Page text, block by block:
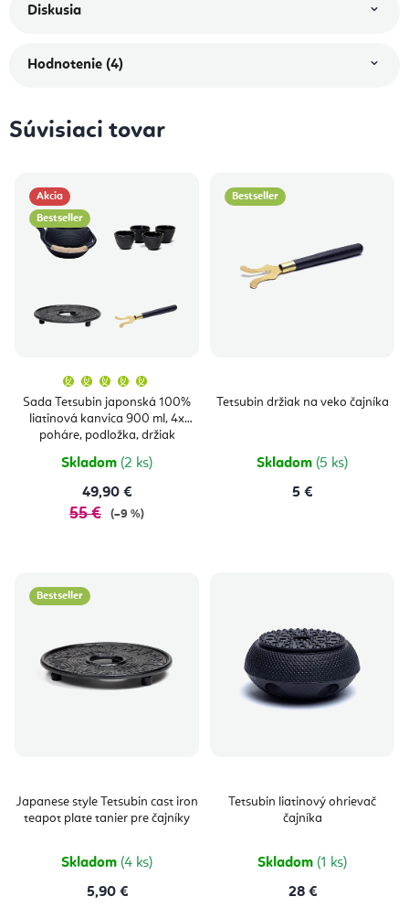
Diskusia
Hodnotenie (4)
Súvisiaci tovar
Akcia
Bestseller
Sada Tetsubin japonská 100%
liatinová kanvica 900 ml, 4x
poháre, podložka, držiak
produktu
je
5,0
z
5
hviezdičiek.
Skladom (2 ks)
49,90 €
55 € (–9 %)
Bestseller
Tetsubin držiak na veko čajníka
Skladom (5 ks)
5 €
Bestseller
Japanese style Tetsubin cast iron
teapot plate tanier pre čajníky
Skladom (4 ks)
5,90 €
Tetsubin liatinový ohrievač
čajníka
Skladom (1 ks)
28 €